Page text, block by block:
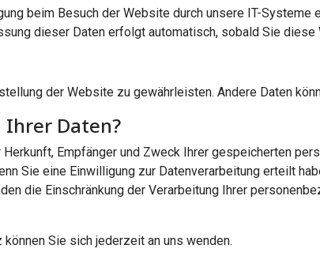
beim Besuch der Website durch unsere IT-
dieser Daten erfolgt automatisch, sobald Sie diese
der Website zu gewährleisten. Andere Daten
Ihrer Daten?
Empfänger und Zweck Ihrer gespeicherten
Sie eine Einwilligung zur Datenverarbeitung erteilt
die Einschränkung der Verarbeitung Ihrer
Sie sich jederzeit an uns wenden.